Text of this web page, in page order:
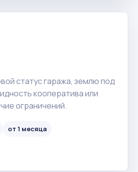
статус гаража, землю под
кооператива или
ограничений.
от 1 месяца